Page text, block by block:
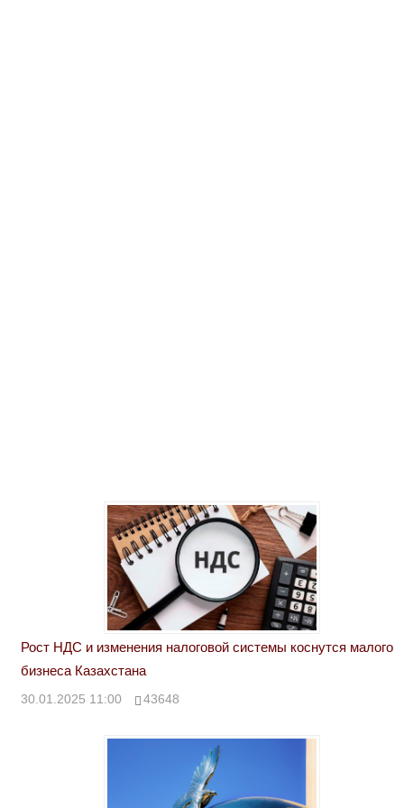
Рост НДС и изменения налоговой системы коснутся малого
бизнеса Казахстана
30.01.2025 11:00 43648